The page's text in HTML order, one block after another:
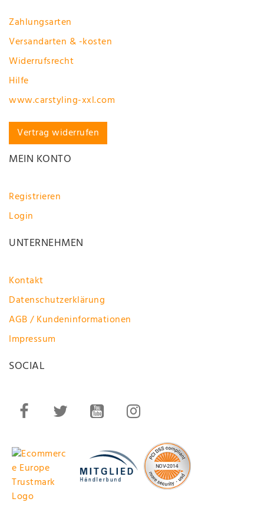
Zahlungsarten
Versandarten & -kosten
Widerrufsrecht
Hilfe
www.carstyling-xxl.com
Vertrag widerrufen
MEIN KONTO
Registrieren
Login
UNTERNEHMEN
Kontakt
Datenschutzerklärung
AGB / Kundeninformationen
Impressum
SOCIAL